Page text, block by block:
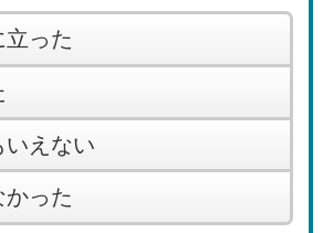
った
いえない
った